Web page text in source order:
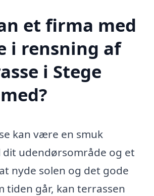
et firma med
i rensning af
i Stege
kan være en smuk
udendørsområde og et
nyde solen og det gode
tiden går, kan terrassen